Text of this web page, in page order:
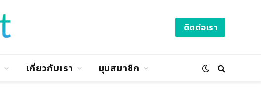
ติดต่อเรา
เกี่ยวกับเรา มุมสมาชิก